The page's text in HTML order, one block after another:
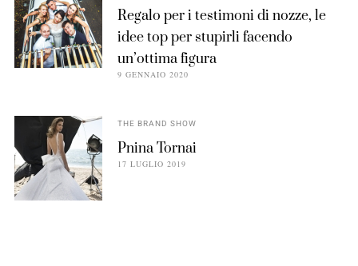
Regalo per i testimoni di nozze, le
idee top per stupirli facendo
un’ottima figura
9 GENNAIO 2020
THE BRAND SHOW
Pnina Tornai
17 LUGLIO 2019